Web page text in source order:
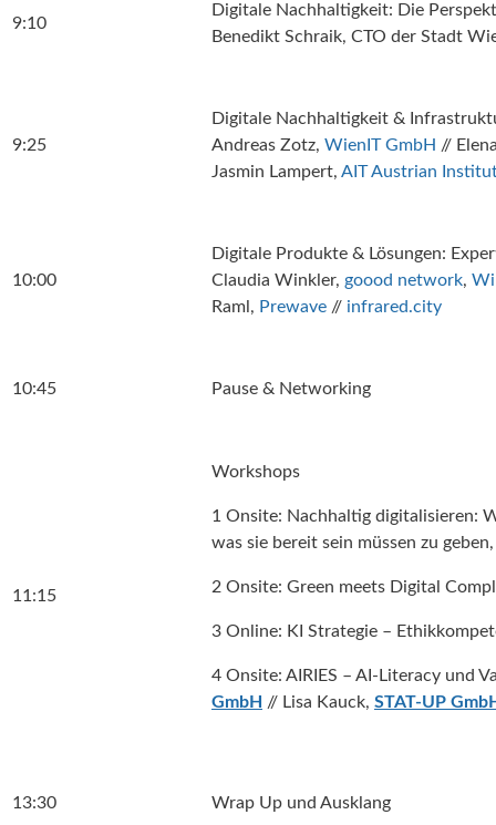
9:10
Digitale Nachhaltigkeit: Die
Benedikt Schraik, CTO der Stadt
9:25
Digitale Nachhaltigkeit &
Andreas Zotz, WienIT GmbH //
Jasmin Lampert, AIT Austrian
10:00
Digitale Produkte & Lösungen:
Claudia Winkler, goood network,
Raml, Prewave // infrared.city
10:45 Pause & Networking
11:15
Workshops
1 Onsite: Nachhaltig digitalisieren:
was sie bereit sein müssen zu
2 Onsite: Green meets Digital
3 Online: KI Strategie –
4 Onsite: AIRIES – AI-Literacy und
GmbH // Lisa Kauck, STAT-UP
13:30 Wrap Up und Ausklang